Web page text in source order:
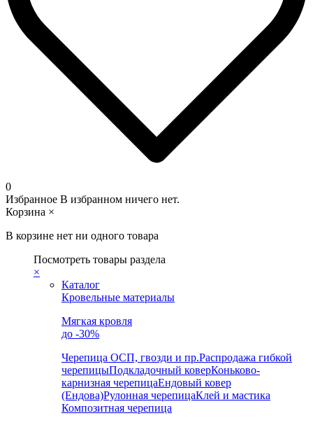
0
Избранное В избранном ничего нет.
Корзина ×
В корзине нет ни одного товара
Посмотреть товары раздела
×
Каталог
Кровельные материалы
Мягкая кровля
до -30%
Черепица ОСП, гвозди и пр.Распродажа гибкой
черепицыПодкладочный коверКоньково-
карнизная черепицаЕндовый ковер
(Ендова)Рулонная черепицаКлей и мастика
Композитная черепица